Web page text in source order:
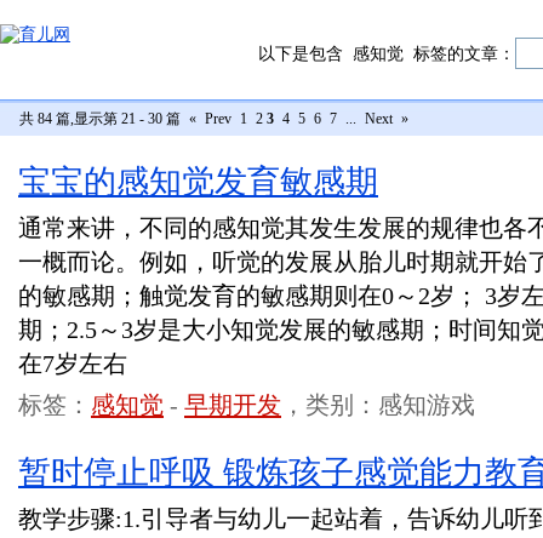
以下是包含 感知觉 标签的文章：
共 84 篇,显示第 21 - 30 篇 « Prev 1 2 3 4 5 6 7 ... Next »
宝宝的感知觉发育敏感期
通常来讲，不同的感知觉其发生发展的规律也各
一概而论。例如，听觉的发展从胎儿时期就开始
的敏感期；触觉发育的敏感期则在0～2岁； 3岁
期；2.5～3岁是大小知觉发展的敏感期；时间知
在7岁左右
标签： 感知觉 - 早期开发 ，类别：感知游戏
暂时停止呼吸 锻炼孩子感觉能力教
教学步骤:1.引导者与幼儿一起站着，告诉幼儿听